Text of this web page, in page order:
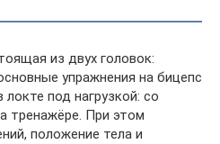
из двух головок:
упражнения на бицепс
под нагрузкой: со
тренажёре. При этом
положение тела и